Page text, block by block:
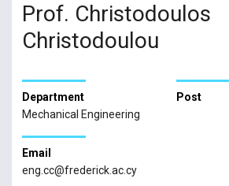
Prof. Christodoulos
Christodoulou
Department
Mechanical Engineering
Post
Email
eng.cc@frederick.ac.cy